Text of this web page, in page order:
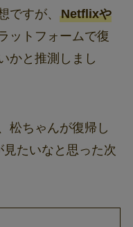
ですが、 Netflixや
ットフォームで復
かと推測しまし
松ちゃんが復帰し
たいなと思った次